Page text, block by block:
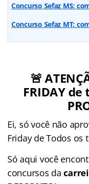
Concurso Sefaz MS:
Concurso Sefaz MT:
🚨
FRIDAY
Ei, só você não
Friday de Todos os
Só aqui você
concursos da